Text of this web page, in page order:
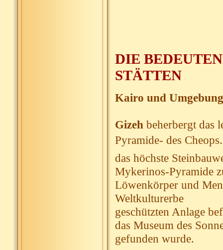
DIE
STÄTTEN
Kairo und Umgebung
Gizeh beherbergt das
Pyramide- des
das höchste
Mykerinos-Pyramide
Löwenkörper und
Weltkulturerbe
geschützten Anlage
das Museum des
gefunden wurde.